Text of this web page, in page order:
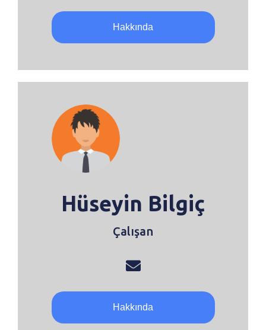
Hakkında
Hüseyin Bilgiç
Çalışan
Hakkında